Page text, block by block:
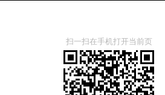
扫一扫在手机打开当前页